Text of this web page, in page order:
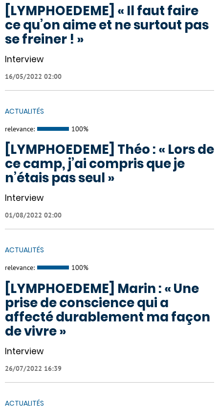
[LYMPHOEDEME] « Il faut faire
ce qu’on aime et ne surtout pas
se freiner ! »
Interview
16/05/2022 02:00
ACTUALITÉS
relevance: 100%
[LYMPHOEDEME] Théo : « Lors de
ce camp, j’ai compris que je
n’étais pas seul »
Interview
01/08/2022 02:00
ACTUALITÉS
relevance: 100%
[LYMPHOEDEME] Marin : « Une
prise de conscience qui a
affecté durablement ma façon
de vivre »
Interview
26/07/2022 16:39
ACTUALITÉS